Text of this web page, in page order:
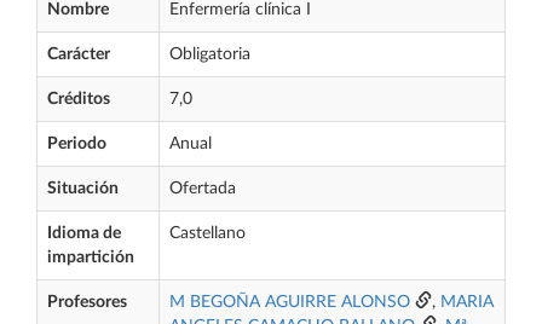
Nombre Enfermería clínica I
Carácter Obligatoria
Créditos 7,0
Periodo Anual
Situación Ofertada
Idioma de
impartición
Castellano
Profesores M BEGOÑA AGUIRRE ALONSO , MARIA